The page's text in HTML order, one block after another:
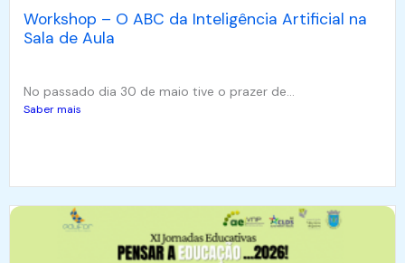
Workshop – O ABC da Inteligência Artificial na
Sala de Aula
No passado dia 30 de maio tive o prazer de...
Saber mais